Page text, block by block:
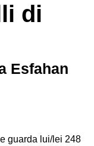
di
Esfahan
e guarda lui/lei 248